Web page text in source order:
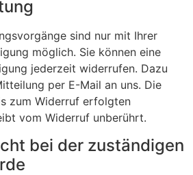
sind nur mit Ihrer
möglich. Sie können eine
jederzeit widerrufen. Dazu
per E-Mail an uns. Die
zum Widerruf erfolgten
vom Widerruf unberührt.
bei der zuständigen